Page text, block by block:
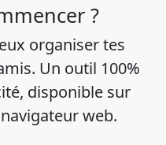
?
organiser tes
Un outil 100%
disponible sur
web.